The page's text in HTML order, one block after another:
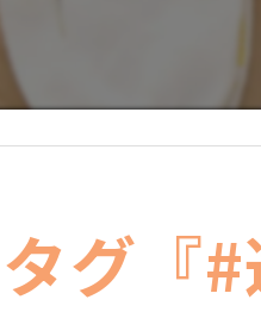
タグ『